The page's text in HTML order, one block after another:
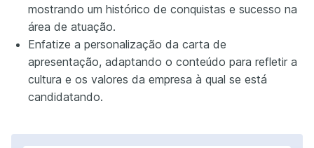
mostrando um histórico de conquistas e sucesso na
área de atuação.
Enfatize a personalização da carta de
apresentação, adaptando o conteúdo para refletir a
cultura e os valores da empresa à qual se está
candidatando.